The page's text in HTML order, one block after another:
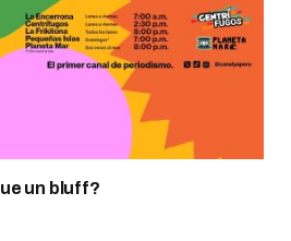
un bluff?